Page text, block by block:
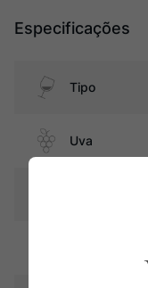
Especificações
Tipo
Uva